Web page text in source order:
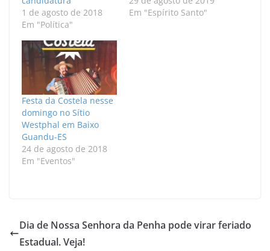
1 de agosto de 2018
Em "Política"
Em "Espírito Santo"
Festa da Costela nesse
domingo no Sítio
Westphal em Baixo
Guandu-ES
24 de agosto de 2018
Em "Eventos"
Dia de Nossa Senhora da Penha pode virar feriado
Estadual. Veja!